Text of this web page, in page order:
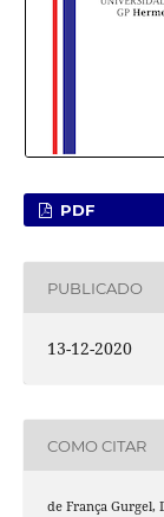
PDF
PUBLICADO
13-12-2020
COMO CITAR
de França Gurgel,